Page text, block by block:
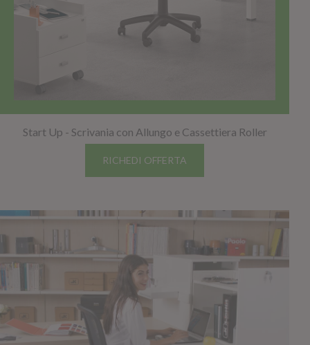
Start Up - Scrivania con Allungo e Cassettiera Roller
RICHEDI OFFERTA